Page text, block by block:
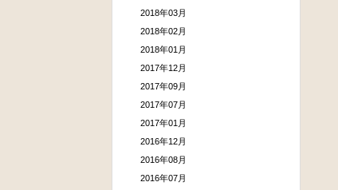
2018年03月
2018年02月
2018年01月
2017年12月
2017年09月
2017年07月
2017年01月
2016年12月
2016年08月
2016年07月